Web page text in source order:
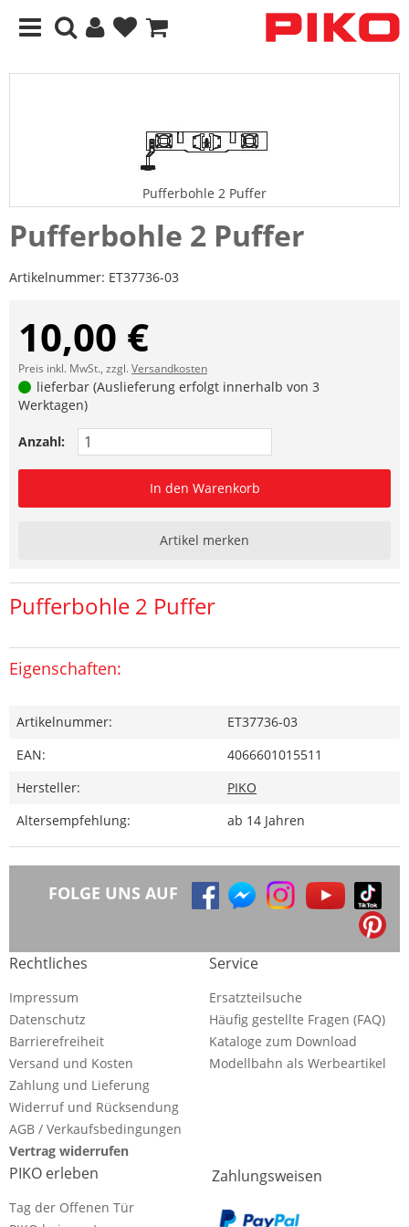
Pufferbohle 2 Puffer
Pufferbohle 2 Puffer
Artikelnummer: ET37736-03
10,00 €
Preis inkl. MwSt., zzgl.Versandkosten
lieferbar (Auslieferung erfolgt innerhalb von 3
Werktagen)
Anzahl:
In den Warenkorb
Artikel merken
Pufferbohle 2 Puffer
Eigenschaften:
Artikelnummer:
ET37736-03
EAN:
4066601015511
Hersteller:
PIKO
Altersempfehlung:
ab 14 Jahren
FOLGE UNS AUF
Rechtliches
Impressum
Datenschutz
Barrierefreiheit
Versand und Kosten
Zahlung und Lieferung
Widerruf und Rücksendung
AGB / Verkaufsbedingungen
Vertrag widerrufen
Service
Ersatzteilsuche
Häufig gestellte Fragen (FAQ)
Kataloge zum Download
Modellbahn als Werbeartikel
PIKO erleben
Tag der Offenen Tür
Zahlungsweisen